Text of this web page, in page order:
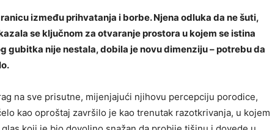
između prihvatanja i borbe. Njena odluka da ne šuti,
se ključnom za otvaranje prostora u kojem se istina
gubitka nije nestala, dobila je novu dimenziju – potrebu da
na sve prisutne, mijenjajući njihovu percepciju porodice,
kao oproštaj završilo je kao trenutak razotkrivanja, u kojem